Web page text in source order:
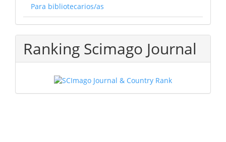
Para bibliotecarios/as
Ranking Scimago Journal